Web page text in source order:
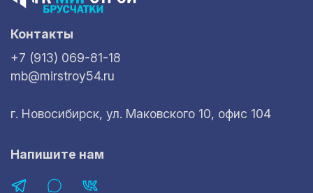
Контакты
+7 (913) 069-81-18
mb@mirstroy54.ru
г. Новосибирск, ул. Маковского 10, офис 104
Напишите нам